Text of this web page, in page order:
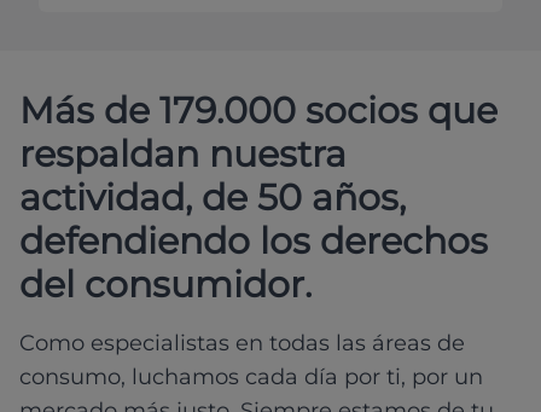
Más de 179.000 socios que
respaldan nuestra
actividad, de 50 años,
defendiendo los derechos
del consumidor.
Como especialistas en todas las áreas de
consumo, luchamos cada día por ti, por un